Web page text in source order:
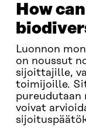
How
Luonnon
on noussut
sijoittajille,
toimijoille.
voivat